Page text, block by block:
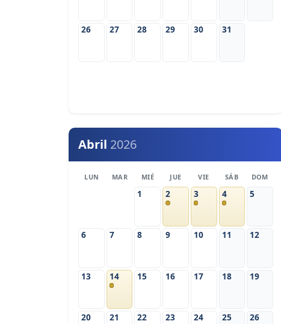
26 27 28 29 30 31
Abril 2026
LUN MAR MIÉ JUE VIE SÁB DOM
1 2 3 4 5
6 7 8 9 10 11 12
13 14 15 16 17 18 19
20 21 22 23 24 25 26